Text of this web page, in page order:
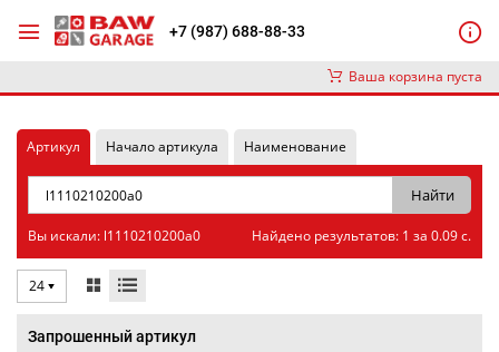
+7 (987) 688-88-33
Ваша корзина пуста
Артикул Начало артикула Наименование
Вы искали: l1110210200a0 Найдено результатов: 1 за 0.09 с.
24
Запрошенный артикул